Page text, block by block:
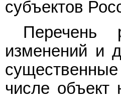
субъектов
Перечень
изменений и
существенные
числе объект